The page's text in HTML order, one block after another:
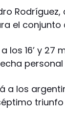
el conjunto
los 16’ y 27
personal
a los